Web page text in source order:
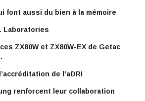
font aussi du bien à la mémoire
Laboratories
ZX80W et ZX80W-EX de Getac
de l’aDRI
renforcent leur collaboration